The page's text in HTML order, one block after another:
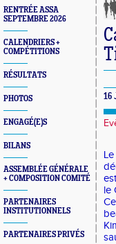
RENTRÉE ASSA
SEPTEMBRE 2026
CALENDRIERS +
COMPÉTITIONS
RÉSULTATS
PHOTOS
ENGAGÉ(E)S
BILANS
ASSEMBLÉE GÉNÉRALE
+ COMPOSITION COMITÉ
PARTENAIRES
INSTITUTIONNELS
PARTENAIRES PRIVÉS
16
le